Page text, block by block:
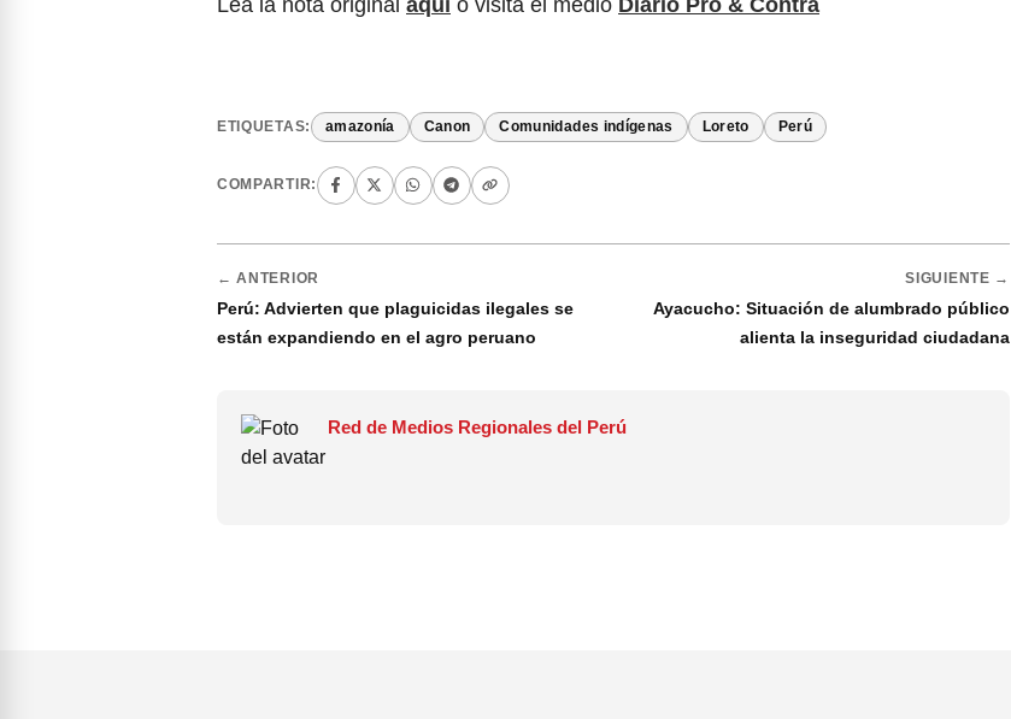
Lea la nota original aquí o visita el medio Diario Pro & Contra
ETIQUETAS: amazonía Canon Comunidades indígenas Loreto Perú
COMPARTIR:
← ANTERIOR
Perú: Advierten que plaguicidas ilegales se
están expandiendo en el agro peruano
SIGUIENTE →
Ayacucho: Situación de alumbrado público
alienta la inseguridad ciudadana
Red de Medios Regionales del Perú